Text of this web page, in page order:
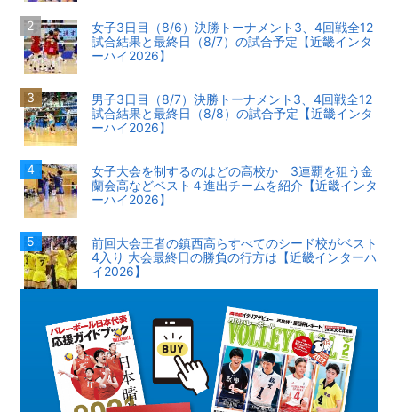
女子3日目（8/6）決勝トーナメント3、4回戦全12
試合結果と最終日（8/7）の試合予定【近畿インタ
ーハイ2026】
男子3日目（8/7）決勝トーナメント3、4回戦全12
試合結果と最終日（8/8）の試合予定【近畿インタ
ーハイ2026】
女子大会を制するのはどの高校か 3連覇を狙う金
蘭会高などベスト４進出チームを紹介【近畿インタ
ーハイ2026】
前回大会王者の鎮西高らすべてのシード校がベスト
4入り 大会最終日の勝負の行方は【近畿インターハ
イ2026】